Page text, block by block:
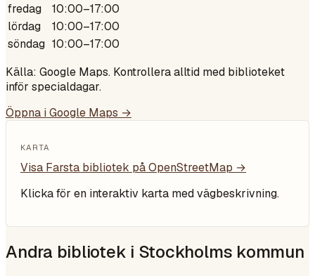
fredag
10:00–17:00
lördag
10:00–17:00
söndag 10:00–17:00
Källa: Google Maps. Kontrollera alltid med biblioteket
inför specialdagar.
Öppna i Google Maps →
KARTA
Visa Farsta bibliotek på OpenStreetMap →
Klicka för en interaktiv karta med vägbeskrivning.
Andra bibliotek i Stockholms kommun